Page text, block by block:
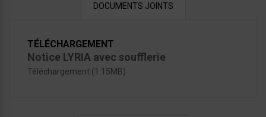
DOCUMENTS JOINTS
TÉLÉCHARGEMENT
Notice LYRIA avec soufflerie
Téléchargement (1.15MB)